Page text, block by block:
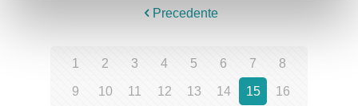
Precedente
1 2 3 4 5 6 7 8
9 10 11 12 13 14 15 16